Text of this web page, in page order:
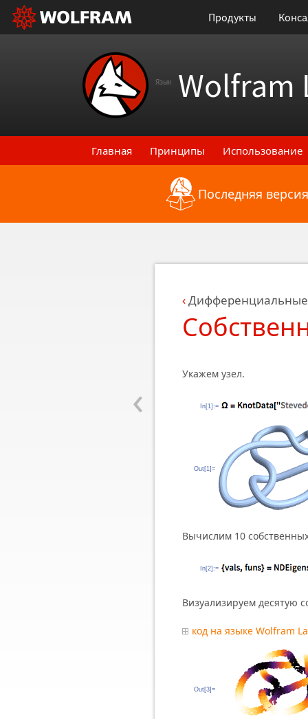
Продукты
Язык Wolfram
Главная Принципы Использование
Назад к последнимПоследняя
‹
Дифференциальные
Укажем узел.
In[1]:=
Out[1]=
Вычислим 10
In[2]:=
Визуализируем десятую
код на языке Wolfram
Out[3]=